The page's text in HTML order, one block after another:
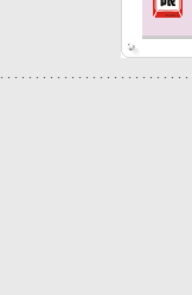
. . . . . . . . . . . . . . . . . . . . . . . . . . .